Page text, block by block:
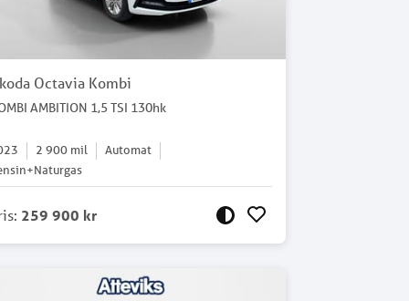
Octavia Kombi
AMBITION 1,5 TSI 130hk
2 900mil
Automat
: 259 900 kr